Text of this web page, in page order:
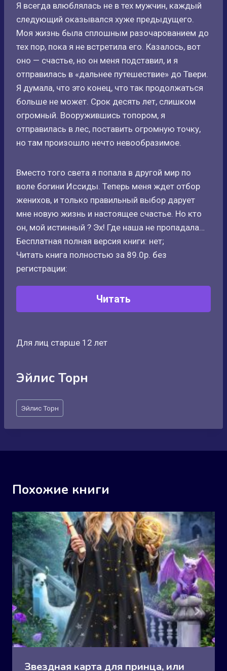
Я всегда влюблялась не в тех мужчин, каждый
следующий оказывался хуже предыдущего.
Моя жизнь была сплошным разочарованием до
тех пор, пока я не встретила его. Казалось, вот
оно — счастье, но он меня подставил, и я
отправилась в «дальнее путешествие» до Твери.
Я думала, что это конец, что так продолжаться
больше не может. Срок десять лет, слишком
огромный. Вооружившись топором, я
отправилась в лес, поставить огромную точку,
но там произошло нечто невообразимое.
Вместо того света я попала в другой мир по
воле богини Иссиды. Теперь меня ждет отбор
женихов, и только правильный выбор дарует
мне новую жизнь и настоящее счастье. Но кто
он, мой истинный ? Эх! Где наша не пропадала…
Бесплатная полная версия книги: нет;
Читать книга полностью за 89.0р. без
регистрации:
Читать
Для лиц старше 12 лет
Эйлис Торн
Метки
записи:
Эйлис Торн
Похожие книги
Звездная карта для принца, или